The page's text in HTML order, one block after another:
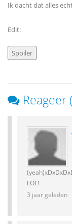
Ik dacht dat alles
Edit:
Reageer
LOL!
3 jaar geleden